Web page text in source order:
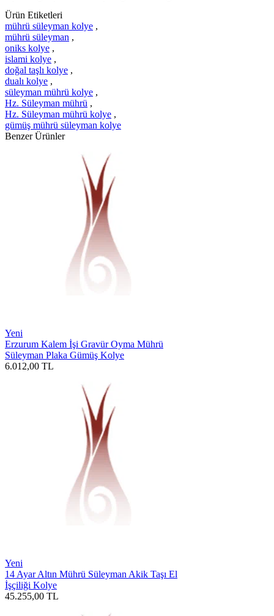
Ürün Etiketleri
mührü süleyman kolye ,
mührü süleyman ,
oniks kolye ,
islami kolye ,
doğal taşlı kolye ,
dualı kolye ,
süleyman mührü kolye ,
Hz. Süleyman mührü ,
Hz. Süleyman mührü kolye ,
gümüş mührü süleyman kolye
Benzer Ürünler
Yeni
Erzurum Kalem İşi Gravür Oyma Mührü
Süleyman Plaka Gümüş Kolye
6.012,00 TL
Yeni
14 Ayar Altın Mührü Süleyman Akik Taşı El
İşçiliği Kolye
45.255,00 TL